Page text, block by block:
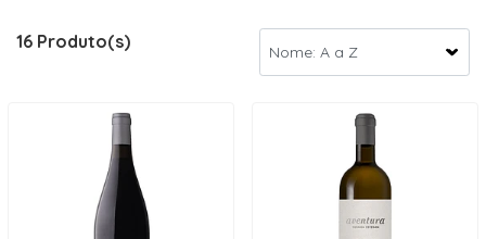
16 Produto(s)